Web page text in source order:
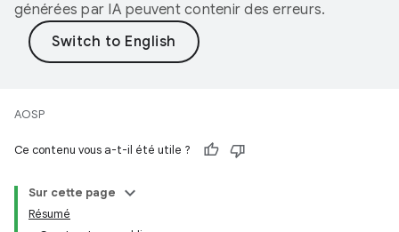
générées par IA peuvent contenir des erreurs.
AOSP
Ce contenu vous a-t-il été utile ?
Sur cette page
Résumé